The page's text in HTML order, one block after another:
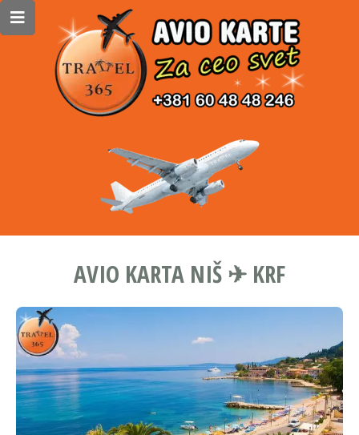
AVIO KARTA NIŠ ✈ KRF